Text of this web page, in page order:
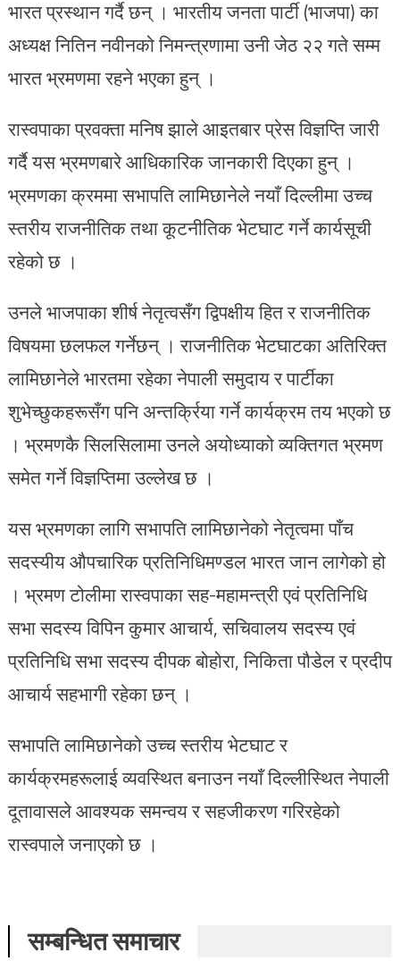
भारत प्रस्थान गर्दै छन् । भारतीय जनता पार्टी (भाजपा) का
अध्यक्ष नितिन नवीनको निमन्त्रणामा उनी जेठ २२ गते सम्म
भारत भ्रमणमा रहने भएका हुन् ।
रास्वपाका प्रवक्ता मनिष झाले आइतबार प्रेस विज्ञप्ति जारी
गर्दै यस भ्रमणबारे आधिकारिक जानकारी दिएका हुन् ।
भ्रमणका क्रममा सभापति लामिछानेले नयाँ दिल्लीमा उच्च
स्तरीय राजनीतिक तथा कूटनीतिक भेटघाट गर्ने कार्यसूची
रहेको छ ।
उनले भाजपाका शीर्ष नेतृत्वसँग द्विपक्षीय हित र राजनीतिक
विषयमा छलफल गर्नेछन् । राजनीतिक भेटघाटका अतिरिक्त
लामिछानेले भारतमा रहेका नेपाली समुदाय र पार्टीका
शुभेच्छुकहरूसँग पनि अन्तर्क्रिया गर्ने कार्यक्रम तय भएको छ
। भ्रमणकै सिलसिलामा उनले अयोध्याको व्यक्तिगत भ्रमण
समेत गर्ने विज्ञप्तिमा उल्लेख छ ।
यस भ्रमणका लागि सभापति लामिछानेको नेतृत्वमा पाँच
सदस्यीय औपचारिक प्रतिनिधिमण्डल भारत जान लागेको हो
। भ्रमण टोलीमा रास्वपाका सह-महामन्त्री एवं प्रतिनिधि
सभा सदस्य विपिन कुमार आचार्य, सचिवालय सदस्य एवं
प्रतिनिधि सभा सदस्य दीपक बोहोरा, निकिता पौडेल र प्रदीप
आचार्य सहभागी रहेका छन् ।
सभापति लामिछानेको उच्च स्तरीय भेटघाट र
कार्यक्रमहरूलाई व्यवस्थित बनाउन नयाँ दिल्लीस्थित नेपाली
दूतावासले आवश्यक समन्वय र सहजीकरण गरिरहेको
रास्वपाले जनाएको छ ।
सम्बन्धित समाचार